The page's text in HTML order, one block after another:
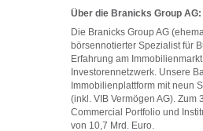
Über die Branicks Group AG:
Die Branicks Group AG
börsennotierter Spezialist für
Erfahrung am
Investorennetzwerk. Unsere
Immobilienplattform mit neun
(inkl. VIB Vermögen AG).
Commercial Portfolio und
von 10,7 Mrd. Euro.